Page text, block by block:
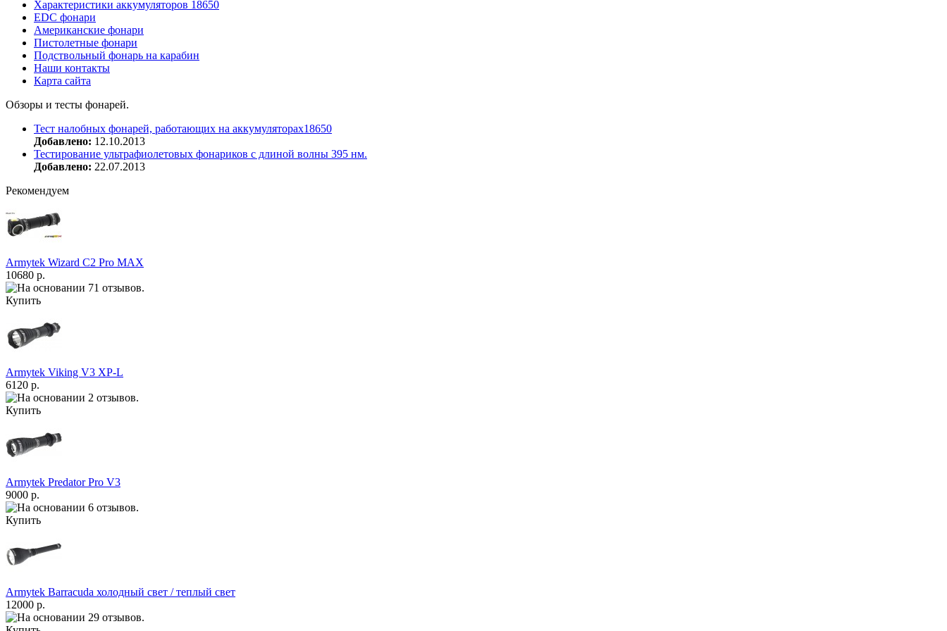
Характеристики аккумуляторов 18650
EDC фонари
Американские фонари
Пистолетные фонари
Подствольный фонарь на карабин
Наши контакты
Карта сайта
Обзоры и тесты фонарей.
Тест налобных фонарей, работающих на аккумуляторах18650
Добавлено: 12.10.2013
Тестирование ультрафиолетовых фонариков с длиной волны 395 нм.
Добавлено: 22.07.2013
Рекомендуем
Armytek Wizard С2 Pro MAX
10680 р.
Купить
Armytek Viking V3 XP-L
6120 р.
Купить
Armytek Predator Pro V3
9000 р.
Купить
Armytek Barracuda холодный свет / теплый свет
12000 р.